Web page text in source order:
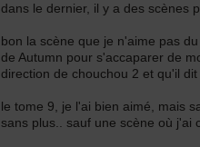
dans le dernier, il y a des scènes
bon la scène que je n'aime pas
de Autumn pour s'accaparer de
direction de chouchou 2 et qu'il
le tome 9, je l'ai bien aimé, mais
sans plus.. sauf une scène où j'ai